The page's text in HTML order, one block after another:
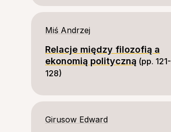
Miś Andrzej
Relacje między filozofią a
ekonomią polityczną (pp. 121-
128)
Girusow Edward